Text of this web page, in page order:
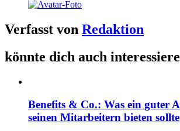
Verfasst von Redaktion
könnte dich auch
Benefits & Co.: Was ein guter
seinen Mitarbeitern bieten sollte